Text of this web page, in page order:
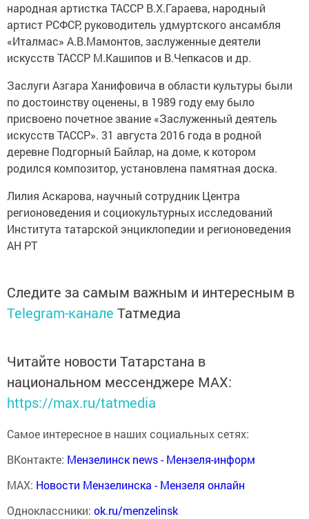
народная артистка ТАССР В.Х.Гараева, народный
артист РСФСР, руководитель удмуртского ансамбля
«Италмас» А.В.Мамонтов, заслуженные деятели
искусств ТАССР М.Кашипов и В.Чепкасов и др.
Заслуги Азгара Ханифовича в области культуры были
по достоинству оценены, в 1989 году ему было
присвоено почетное звание «Заслуженный деятель
искусств ТАССР». 31 августа 2016 года в родной
деревне Подгорный Байлар, на доме, к котором
родился композитор, установлена памятная доска.
Лилия Аскарова, научный сотрудник Центра
регионоведения и социокультурных исследований
Института татарской энциклопедии и регионоведения
АН РТ
Следите за самым важным и интересным в
Telegram-канале Татмедиа
Читайте новости Татарстана в
национальном мессенджере MАХ:
https://max.ru/tatmedia
Самое интересное в наших социальных сетях:
ВКонтакте: Мензелинск news - Мензеля-информ
MAX: Новости Мензелинска - Мензеля онлайн
Одноклассники: ok.ru/menzelinsk